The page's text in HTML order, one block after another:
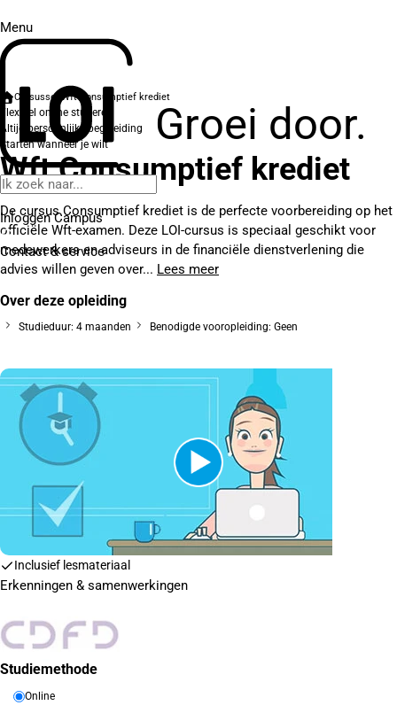
Menu
Groei door.
Inloggen Campus
Contact& service
Cursussen Wft Consumptief krediet
Flexibel online studeren
Altijd persoonlijke begeleiding
Starten wanneer je wilt
Wft Consumptief krediet
De cursus Consumptief krediet is de perfecte voorbereiding op het
officiële Wft-examen. Deze LOI-cursus is speciaal geschikt voor
medewerkers en adviseurs in de financiële dienstverlening die
advies willen geven over... Lees meer
Over deze opleiding
Studieduur: 4 maanden Benodigde vooropleiding: Geen
Inclusief lesmateriaal
Erkenningen & samenwerkingen
Studiemethode
Online